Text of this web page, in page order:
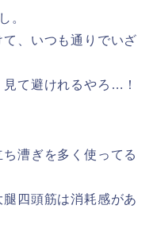
。
、いつも通りでいざ
て避けれるやろ…！
漕ぎを多く使ってる
四頭筋は消耗感があ